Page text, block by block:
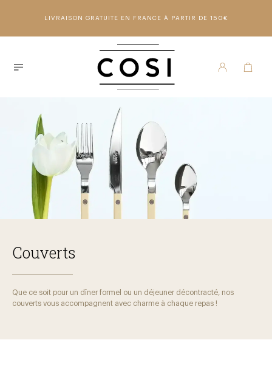
LIVRAISON GRATUITE EN FRANCE À PARTIR DE 150€
Couverts
Que ce soit pour un dîner formel ou un déjeuner décontracté, nos
couverts vous accompagnent avec charme à chaque repas !